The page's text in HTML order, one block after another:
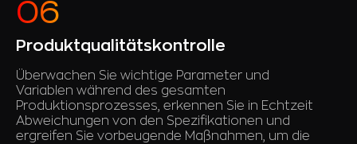
Produktqualitätskontrolle
Überwachen Sie wichtige Parameter und
Variablen während des gesamten
Produktionsprozesses, erkennen Sie in Echtzeit
Abweichungen von den Spezifikationen und
ergreifen Sie vorbeugende Maßnahmen, um die